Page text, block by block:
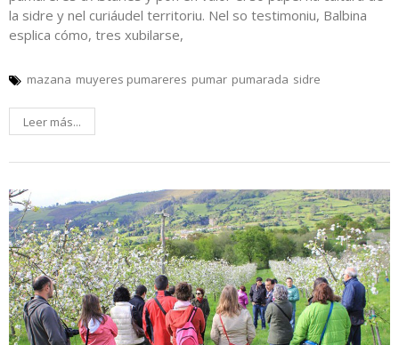
la sidre y nel curiáudel territoriu. Nel so testimoniu, Balbina
esplica cómo, tres xubilarse,
mazana muyeres pumareres pumar pumarada sidre
Leer más...